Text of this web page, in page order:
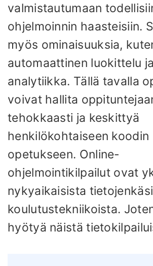
valmistautumaan
ohjelmoinnin haasteisiin.
myös ominaisuuksia,
automaattinen luokittelu
analytiikka. Tällä tavalla
voivat hallita
tehokkaasti ja keskittyä
henkilökohtaiseen koodin
opetukseen. Online-
ohjelmointikilpailut ovat
nykyaikaisista
koulutustekniikoista.
hyötyä näistä